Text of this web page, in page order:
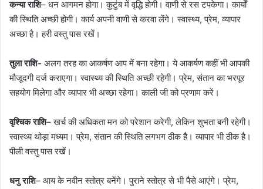
कन्या राशि– धन आगमन होगा। कुटुंब में वृद्धि होगी। वाणी से रस टपकेगा। कार्यों
की स्थिति अच्छी होगी। कार्य अपनी वाणी से करवा लेंगे। स्वास्थ्य, प्रेम, व्यापार
अच्छा है। हरी वस्तु पास रखें।
तुला राशि- अलग तरह का आकर्षण आप में बना रहेगा। ये आकर्षण कहीं भी आपकी
मौजूदगी दर्ज कराएगा। स्वास्थ्य की स्थिति अच्छी रहेगी। प्रेम, संतान का भरपूर
सहयोग मिलेगा और व्यापार भी अच्छा रहेगा। काली जी को प्रणाम करें।
वृश्चिक राशि– खर्च की अधिकता मन को परेशान करेगी, लेकिन शुभता बनी रहेगी।
स्वास्थ्य थोड़ा मध्यम। प्रेम, संतान की स्थिति लगभग ठीक है। व्यापार भी ठीक है।
पीली वस्तु पास रखें।
धनु राशि– आय के नवीन स्तोत्र बनेंगे। पुराने स्तोत्र से भी पैसे आएंगे। प्रेम,